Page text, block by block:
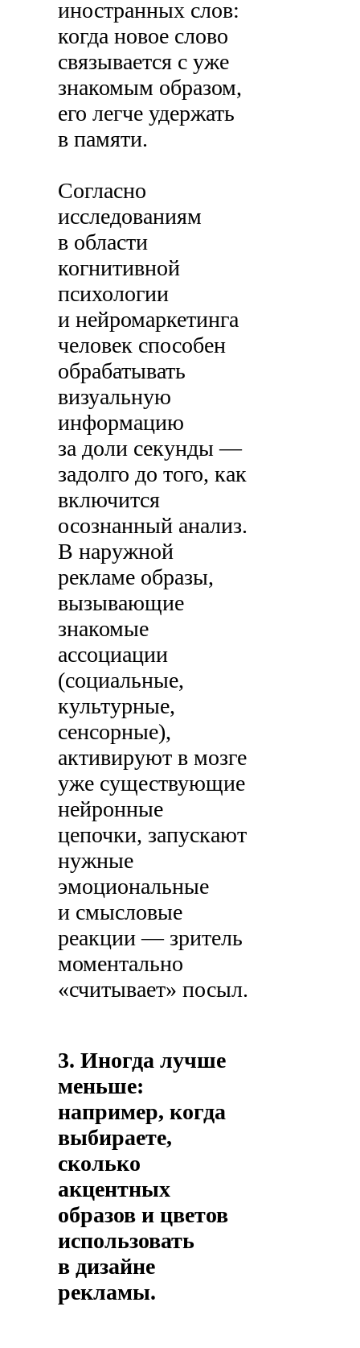
иностранных слов:
когда новое слово
связывается с уже
знакомым образом,
его легче удержать
в памяти.
Согласно
исследованиям
в области
когнитивной
психологии
и нейромаркетинга
человек способен
обрабатывать
визуальную
информацию
за доли секунды —
задолго до того, как
включится
осознанный анализ.
В наружной
рекламе образы,
вызывающие
знакомые
ассоциации
(социальные,
культурные,
сенсорные),
активируют в мозге
уже существующие
нейронные
цепочки, запускают
нужные
эмоциональные
и смысловые
реакции — зритель
моментально
«считывает» посыл.
3. Иногда лучше
меньше:
например, когда
выбираете,
сколько
акцентных
образов и цветов
использовать
в дизайне
рекламы.